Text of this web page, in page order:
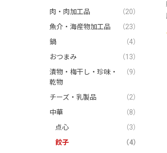
肉・肉加工品
（20）
魚介・海産物加工品
（23）
鍋
（4）
おつまみ
（13）
漬物・梅干し・珍味・
乾物
（9）
チーズ・乳製品
（2）
中華
（8）
点心
（3）
餃子
（4）